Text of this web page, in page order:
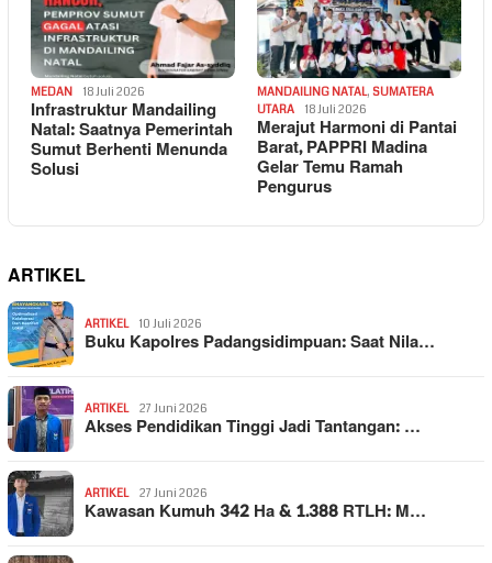
MEDAN 18 Juli 2026
Infrastruktur Mandailing
Natal: Saatnya Pemerintah
Sumut Berhenti Menunda
Solusi
MANDAILING NATAL, SUMATERA
UTARA
18 Juli 2026
Merajut Harmoni di Pantai
Barat, PAPPRI Madina
Gelar Temu Ramah
Pengurus
ARTIKEL
ARTIKEL 10 Juli 2026
Buku Kapolres Padangsidimpuan: Saat Nila…
ARTIKEL 27 Juni 2026
Akses Pendidikan Tinggi Jadi Tantangan: …
ARTIKEL 27 Juni 2026
Kawasan Kumuh 342 Ha & 1.388 RTLH: M…